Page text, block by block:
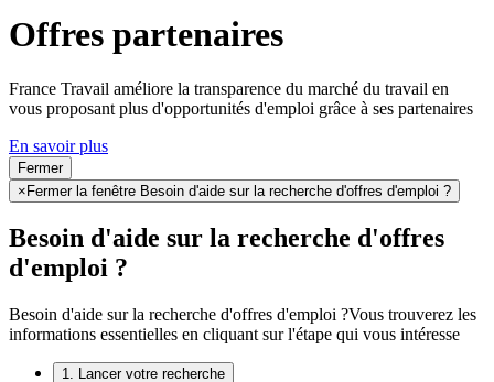
Offres partenaires
France Travail améliore la transparence du marché du travail en
vous proposant plus d'opportunités d'emploi grâce à ses partenaires
En savoir plus
Fermer
×Fermer la fenêtre Besoin d'aide sur la recherche d'offres d'emploi ?
Besoin d'aide sur la recherche d'offres
d'emploi ?
Besoin d'aide sur la recherche d'offres d'emploi ?Vous trouverez les
informations essentielles en cliquant sur l'étape qui vous intéresse
1. Lancer votre recherche